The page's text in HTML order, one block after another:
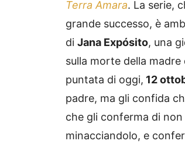
Terra Amara. La serie,
grande successo, è
di Jana Expósito, una
sulla morte della madre
puntata di oggi, 12
padre, ma gli confida
che gli conferma di
minacciandolo, e